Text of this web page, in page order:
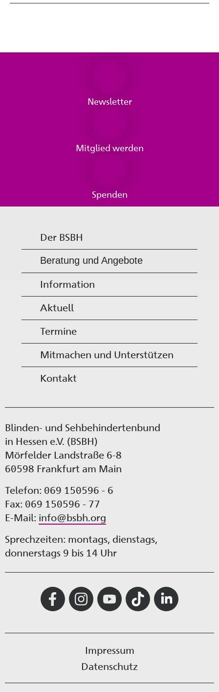
Newsletter
Mitglied werden
Spenden
Der BSBH
Beratung und Angebote
Information
Aktuell
Termine
Mitmachen und Unterstützen
Kontakt
Blinden- und Sehbehindertenbund
in Hessen e.V. (BSBH)
Mörfelder Landstraße 6-8
60598 Frankfurt am Main
Telefon: 069 150596 - 6
Fax: 069 150596 - 77
E-Mail: info@bsbh.org
Sprechzeiten: montags, dienstags,
donnerstags 9 bis 14 Uhr
Impressum
Datenschutz